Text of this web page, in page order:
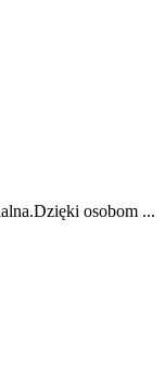
osobom ...